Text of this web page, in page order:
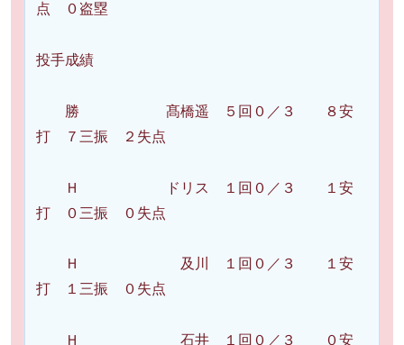
点 ０盗塁
投手成績
勝 髙橋遥 ５回０／３ ８安
打 ７三振 ２失点
Ｈ ドリス １回０／３ １安
打 ０三振 ０失点
Ｈ 及川 １回０／３ １安
打 １三振 ０失点
Ｈ 石井 １回０／３ ０安